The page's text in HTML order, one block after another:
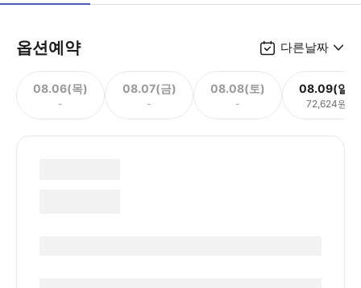
옵션예약 다른날짜
08.06(목)
-
08.07(금)
-
08.08(토)
-
08.09(일)
72,624원